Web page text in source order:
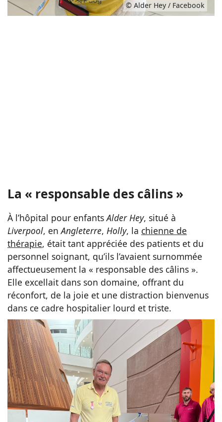
© Alder Hey / Facebook
La « responsable des câlins »
À l’hôpital pour enfantsAlder Hey, situé à
Liverpool, enAngleterre, Holly, la chienne de
thérapie, était tant appréciée des patients et du
personnel soignant, qu’ils l’avaient surnommée
affectueusement la « responsable des câlins ».
Elle excellait dans son domaine, offrant du
réconfort, de la joie et une distraction bienvenus
dans ce cadre hospitalier lourd et triste.